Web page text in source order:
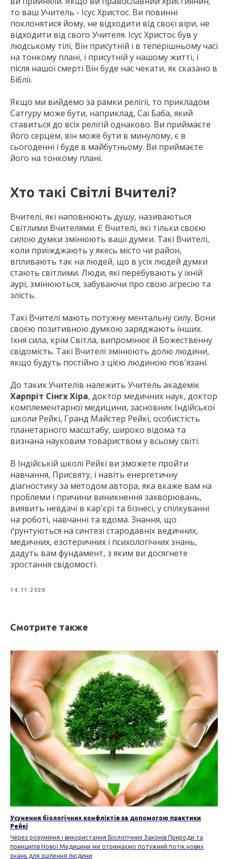
то ваш Учитель - Ісус Христос. Ви повинні
поклонятися йому, не відходити від своєї віри, не
відходити від свого Учителя. Ісус Христос був у
людському тілі, Він присутній і в теперішньому часі
на тонкому плані, і присутній у нашому житті, і
після нашої смерті Він буде нас чекати, як сказано в
Біблії.
Якщо ми вийдемо за рамки релігії, то прикладом
Сатгуру може бути, наприклад, Саї Баба, який
ставиться до всіх релігій однаково. Ви приймаєте
його серцем, він може бути в минулому, є в
сьогоденні і буде в майбутньому. Ви приймаєте
його на тонкому плані.
Хто такі Світлі Вчителі?
Вчителі, які наповнюють душу, називаються
Світлими Вчителями. Є Вчителі, які тільки своєю
силою думки змінюють ваші думки. Такі Вчителі,
коли приїжджають у якесь місто чи район,
впливають так на людей, що в усіх людей думки
стають світлими. Люди, які перебувають у їхній
аурі, змінюються, забуваючи про свою агресію та
злість.
Такі Вчителі мають потужну ментальну силу. Вони
своєю позитивною думкою заряджають інших.
Їхня сила, крім Світла, випромінює й Божественну
свідомість. Такі Вчителі змінюють долю людини,
якщо будуть постійно з цією людиною пов'язані.
До таких Учителів належить Учитель академік
Харпріт Сінгх Хіра, доктор медичних наук, доктор
комплементарної медицини, засновник Індійської
школи Рейкі, Гранд Майстер Рейкі, особистість
планетарного масштабу, широко відома та
визнана науковим товариством у всьому світі.
В Індійській школі Рейкі ви зможете пройти
навчання, Присвяту, і навіть енергетичну
діагностику за методом автора, яка вкаже вам на
проблеми і причини виникнення захворювань,
виявить невдачі в кар'єрі та бізнесі, у спілкуванні
на роботі, навчанні та вдома. Знання, що
ґрунтуються на синтезі стародавніх ведичних,
медичних, езотеричних і психологічних знань,
дадуть вам фундамент, з яким ви досягнете
зростання свідомості.
14.11.2020
Смотрите также
Усунення біологічних конфліктів за допомогою практики
Рейкі
Через розуміння і використання Біологічних Законів Природи та
принципів Нової Медицини ми отримаємо потужний потік нових
знань для зцілення людини